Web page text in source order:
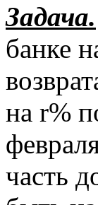
Задача.
банке
на r%
часть